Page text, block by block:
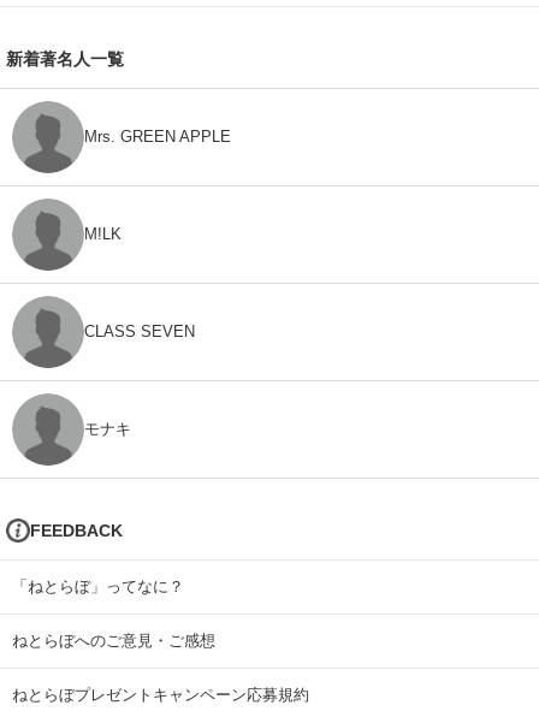
新着著名人一覧
Mrs. GREEN APPLE
M!LK
CLASS SEVEN
モナキ
FEEDBACK
「ねとらぼ」ってなに？
ねとらぼへのご意見・ご感想
ねとらぼプレゼントキャンペーン応募規約